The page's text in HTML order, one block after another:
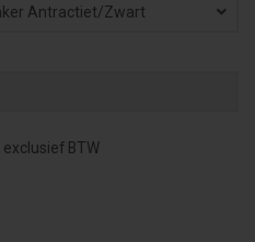
Antractiet/zwart
BTW